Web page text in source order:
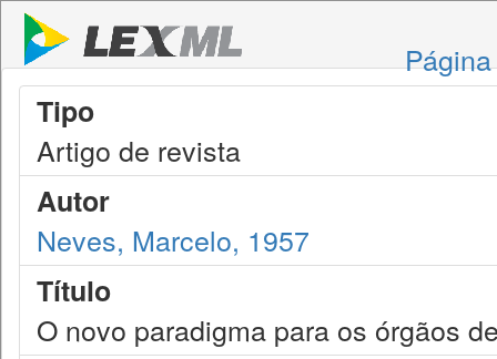
Tipo
Artigo de revista
Autor
Neves, Marcelo, 1957
Título
O novo paradigma para os órgãos